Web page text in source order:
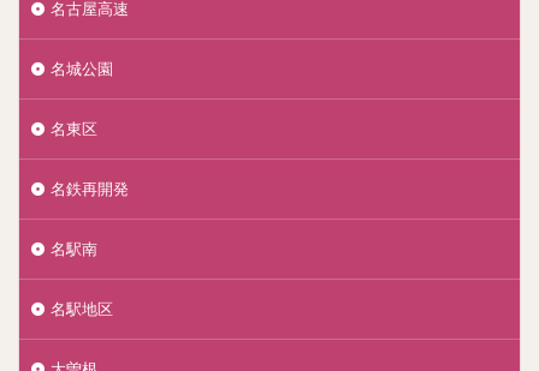
名古屋高速
名城公園
名東区
名鉄再開発
名駅南
名駅地区